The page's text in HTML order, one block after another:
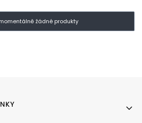
žádné produkty